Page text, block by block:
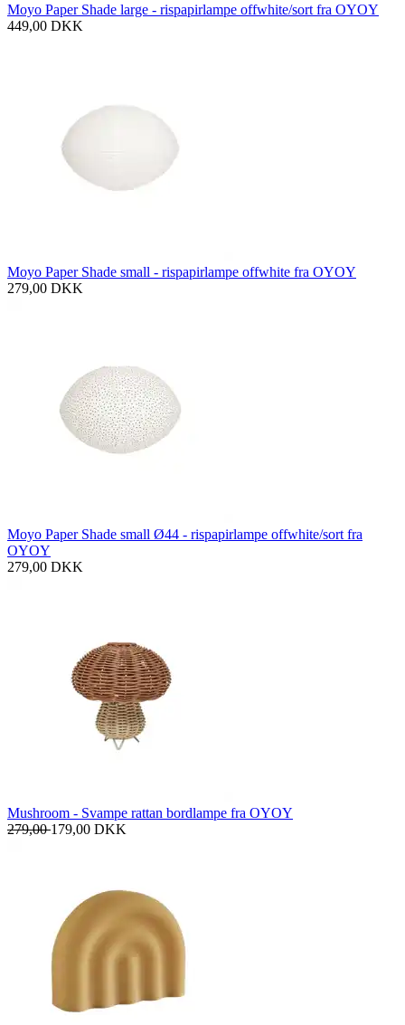
Moyo Paper Shade large - rispapirlampe offwhite/sort fra OYOY
449,00 DKK
Moyo Paper Shade small - rispapirlampe offwhite fra OYOY
279,00 DKK
Moyo Paper Shade small Ø44 - rispapirlampe offwhite/sort fra
OYOY
279,00 DKK
Mushroom - Svampe rattan bordlampe fra OYOY
279,00179,00 DKK